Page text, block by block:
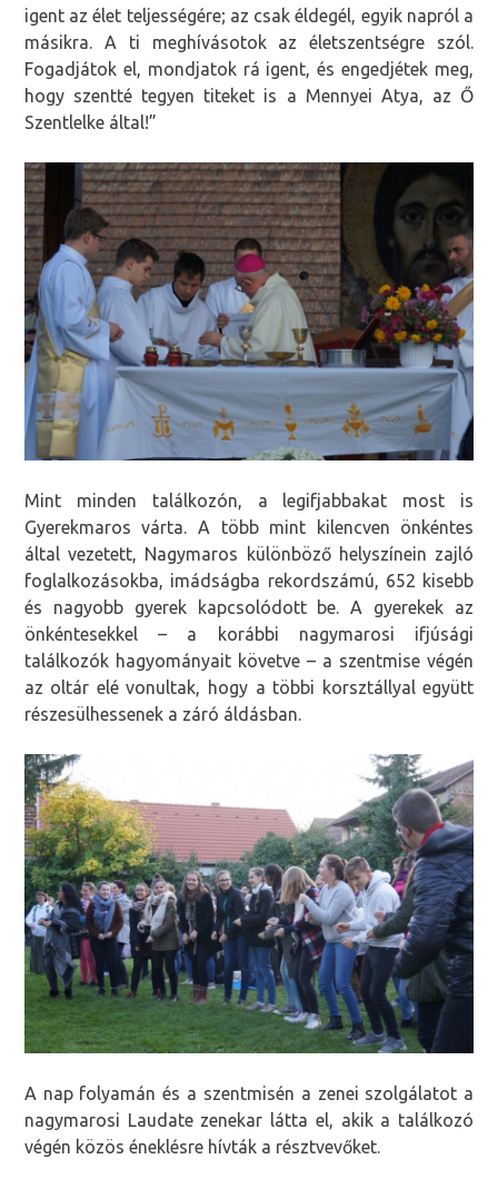
igent az élet teljességére; az csak éldegél, egyik napról a
másikra. A ti meghívásotok az életszentségre szól.
Fogadjátok el, mondjatok rá igent, és engedjétek meg,
hogy szentté tegyen titeket is a Mennyei Atya, az Ő
Szentlelke által!”
Mint minden találkozón, a legifjabbakat most is
Gyerekmaros várta. A több mint kilencven önkéntes
által vezetett, Nagymaros különböző helyszínein zajló
foglalkozásokba, imádságba rekordszámú, 652 kisebb
és nagyobb gyerek kapcsolódott be. A gyerekek az
önkéntesekkel – a korábbi nagymarosi ifjúsági
találkozók hagyományait követve – a szentmise végén
az oltár elé vonultak, hogy a többi korsztállyal együtt
részesülhessenek a záró áldásban.
A nap folyamán és a szentmisén a zenei szolgálatot a
nagymarosi Laudate zenekar látta el, akik a találkozó
végén közös éneklésre hívták a résztvevőket.